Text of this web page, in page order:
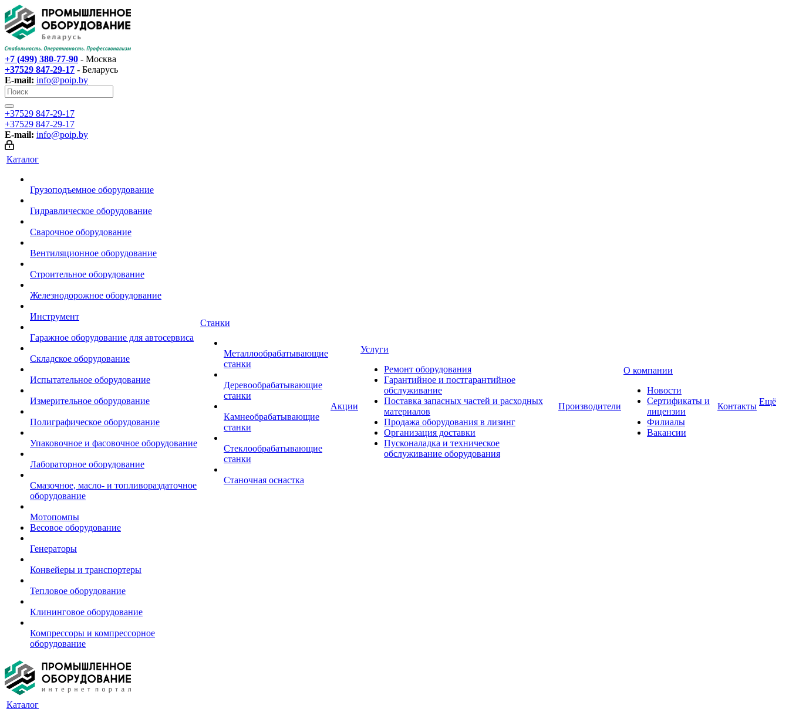
+7 (499) 380-77-90 - Москва
+37529 847-29-17‬ - Беларусь
E-mail: info@poip.by
+37529 847-29-17‬
+37529 847-29-17‬
E-mail: info@poip.by
Каталог
Грузоподъемное оборудование
Гидравлическое оборудование
Сварочное оборудование
Вентиляционное оборудование
Строительное оборудование
Железнодорожное оборудование
Инструмент
Гаражное оборудование для автосервиса
Складское оборудование
Испытательное оборудование
Измерительное оборудование
Полиграфическое оборудование
Упаковочное и фасовочное оборудование
Лабораторное оборудование
Смазочное, масло- и топливораздаточное
оборудование
Мотопомпы
Весовое оборудование
Генераторы
Конвейеры и транспортеры
Тепловое оборудование
Клининговое оборудование
Компрессоры и компрессорное
оборудование
Станки
Металлообрабатывающие
станки
Деревообрабатывающие
станки
Камнеобрабатывающие
станки
Стеклообрабатывающие
станки
Станочная оснастка
Акции
Услуги
Ремонт оборудования
Гарантийное и постгарантийное
обслуживание
Поставка запасных частей и расходных
материалов
Продажа оборудования в лизинг
Организация доставки
Пусконаладка и техническое
обслуживание оборудования
Производители
О компании
Новости
Сертификаты и
лицензии
Филиалы
Вакансии
Контакты Ещё
Каталог